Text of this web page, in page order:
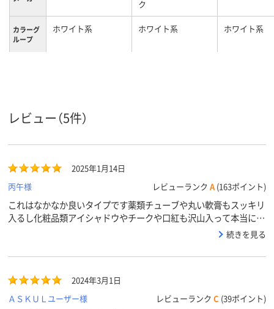
ク
カラーグ
ループ
ホワイト系 ホワイト系 ホワイト系
段数
レビュー（5件）
2025年1月14日
丙午様
レビューランク A (163ポイント)
これはなかなか良いタイプです薬類チューブや丸い軟膏もスッキリ
入るし化粧品類アイシャドウやチークや口紅も沢山入って本当に便
利です開け閉めもスムーズでとても良いですもう一個欲しい続きを見る
2024年3月1日
ＡＳＫＵＬユーザー様
レビューランク C (39ポイント)